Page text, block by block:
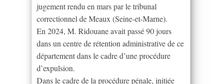
jugement rendu en mars par le tribunal
correctionnel de Meaux (Seine-et-Marne).
En 2024, M. Ridouane avait passé 90 jours
dans un centre de rétention administrative de ce
département dans le cadre d’une procédure
d’expulsion.
Dans le cadre de la procédure pénale, initiée